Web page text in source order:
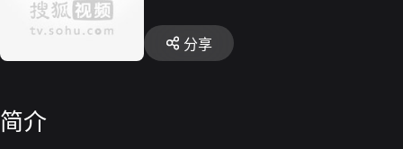
分享
简介